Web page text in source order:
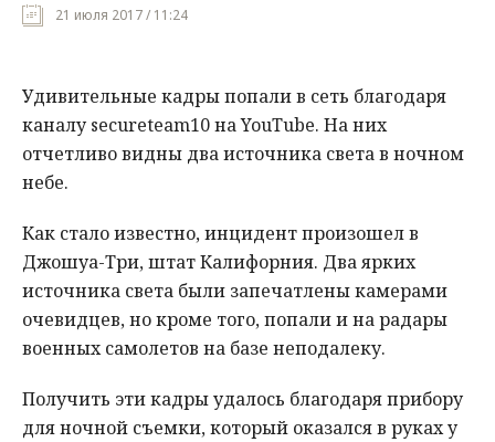
21 июля 2017 / 11:24
Удивительные кадры попали в сеть благодаря
каналу secureteam10 на YouTube. На них
отчетливо видны два источника света в ночном
небе.
Как стало известно, инцидент произошел в
Джошуа-Три, штат Калифорния. Два ярких
источника света были запечатлены камерами
очевидцев, но кроме того, попали и на радары
военных самолетов на базе неподалеку.
Получить эти кадры удалось благодаря прибору
для ночной съемки, который оказался в руках у